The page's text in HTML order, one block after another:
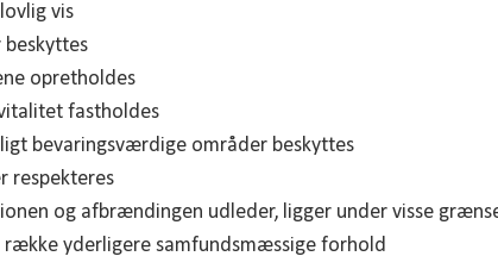
vis
beskyttes
opretholdes
fastholdes
bevaringsværdige områder beskyttes
respekteres
og afbrændingen udleder, ligger under visse
række yderligere samfundsmæssige forhold